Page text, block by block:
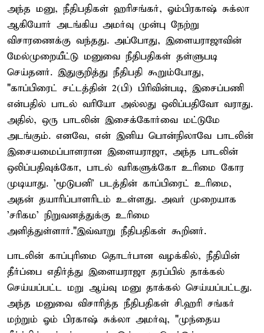
அந்த மனு, நீதிபதிகள் ஹரிசங்கர், ஓம்பிரகாஷ் சுக்லா
ஆகியோர் அடங்கிய அமர்வு முன்பு நேற்று
விசாரணைக்கு வந்தது. அப்போது, இளையராஜாவின்
மேல்முறையீட்டு மனுவை நீதிபதிகள் தள்ளுபடி
செய்தனர். இதுகுறித்து நீதிபதி கூறும்போது,
"காப்பிரைட் சட்டத்தின் 2(பி) பிரிவின்படி, இசைப்பணி
என்பதில் பாடல் வரியோ அல்லது ஒலிப்பதிவோ வராது.
அதில், ஒரு பாடலின் இசைக்கோர்வை மட்டுமே
அடங்கும். எனவே, என் இனிய பொன்நிலாவே பாடலின்
இசையமைப்பாளரான இளையராஜா, அந்த பாடலின்
ஒலிப்பதிவுக்கோ, பாடல் வரிகளுக்கோ உரிமை கோர
முடியாது. 'மூடுபனி' படத்தின் காப்பிரைட் உரிமை,
அதன் தயாரிப்பாளரிடம் உள்ளது. அவர் முறையாக
'சரிகம' நிறுவனத்துக்கு உரிமை
அளித்துள்ளார்."இவ்வாறு நீதிபதிகள் கூறினர்.
பாடலின் காப்புரிமை தொடர்பான வழக்கில், நீதியின்
தீர்ப்பை எதிர்த்து இளையராஜா தரப்பில் தாக்கல்
செய்யப்பட்ட மறு ஆய்வு மனு தாக்கல் செய்யப்பட்டது.
அந்த மனுவை விசாரித்த நீதிபதிகள் சி.ஹரி சங்கர்
மற்றும் ஓம் பிரகாஷ் சுக்லா அமர்வு, "முந்தைய